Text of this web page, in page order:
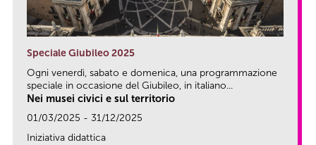
Speciale Giubileo 2025
Ogni venerdì, sabato e domenica, una programmazione
speciale in occasione del Giubileo, in italiano...
Nei musei civici e sul territorio
01/03/2025 - 31/12/2025
Iniziativa didattica